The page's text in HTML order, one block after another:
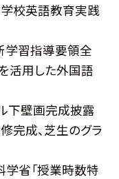
英語教育実践
要領全
活用した外国語
完成披露
、芝生のグラ
授業時数特